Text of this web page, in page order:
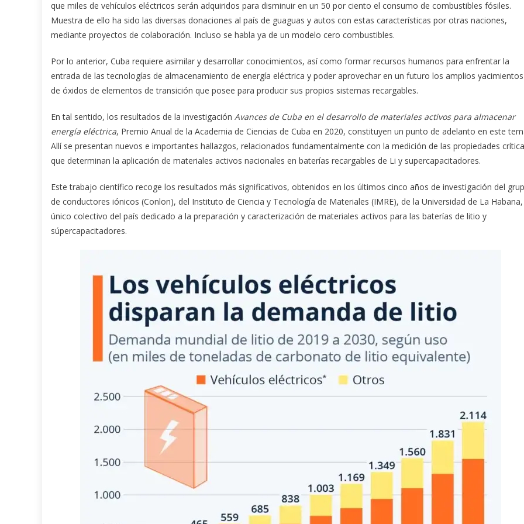
que miles de vehículos eléctricos serán adquiridos para disminuir en un 50 por ciento el consumo de combustibles fósiles.
Muestra de ello ha sido las diversas donaciones al país de guaguas y autos con estas características por otras naciones,
mediante proyectos de colaboración. Incluso se habla ya de un modelo cero combustibles.
Por lo anterior, Cuba requiere asimilar y desarrollar conocimientos, así como formar recursos humanos para enfrentar la
entrada de las tecnologías de almacenamiento de energía eléctrica y poder aprovechar en un futuro los amplios yacimientos
de óxidos de elementos de transición que posee para producir sus propios sistemas recargables.
En tal sentido, los resultados de la investigación Avances de Cuba en el desarrollo de materiales activos para almacenar
energía eléctrica, Premio Anual de la Academia de Ciencias de Cuba en 2020, constituyen un punto de adelanto en este
Allí se presentan nuevos e importantes hallazgos, relacionados fundamentalmente con la medición de las propiedades
que determinan la aplicación de materiales activos nacionales en baterías recargables de Li y supercapacitadores.
Este trabajo científico recoge los resultados más significativos, obtenidos en los últimos cinco años de investigación del
de conductores iónicos (Conlon), del Instituto de Ciencia y Tecnología de Materiales (IMRE), de la Universidad de La Habana,
único colectivo del país dedicado a la preparación y caracterización de materiales activos para las baterías de litio y
súpercapacitadores.